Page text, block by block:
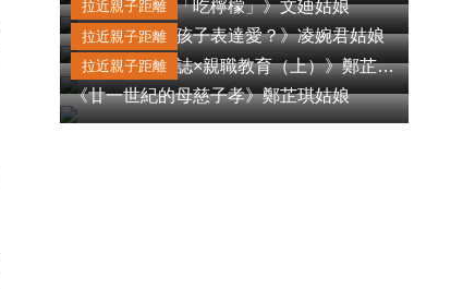
《當孩子請你「吃檸檬」》文廸姑娘
拉近親子距離
《你「識」向孩子表達愛？》凌婉君姑娘
拉近親子距離
《國家地理雜誌×親職教育（上）》鄭芷琪姑娘
拉近親子距離
《廿一世紀的母慈子孝》鄭芷琪姑娘